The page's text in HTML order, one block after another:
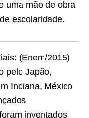
uma mão de obra
escolaridade.
(Enem/2015)
pelo Japão,
Indiana, México
inventados